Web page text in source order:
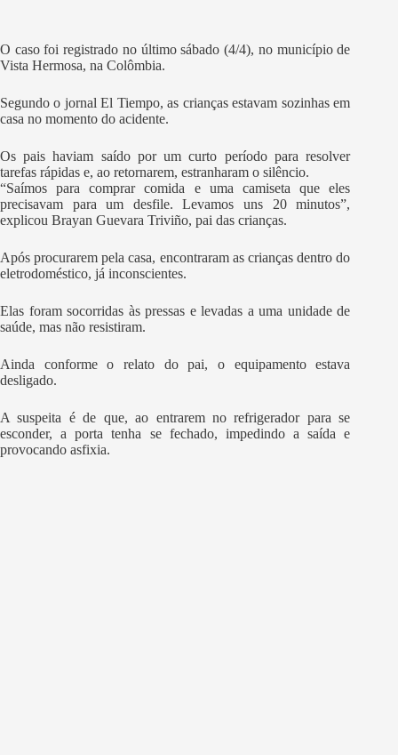
O caso foi registrado no último sábado (4/4), no município de
Vista Hermosa, na Colômbia.
Segundo o jornal El Tiempo, as crianças estavam sozinhas em
casa no momento do acidente.
Os pais haviam saído por um curto período para resolver
tarefas rápidas e, ao retornarem, estranharam o silêncio.
“Saímos para comprar comida e uma camiseta que eles
precisavam para um desfile. Levamos uns 20 minutos”,
explicou Brayan Guevara Triviño, pai das crianças.
Após procurarem pela casa, encontraram as crianças dentro do
eletrodoméstico, já inconscientes.
Elas foram socorridas às pressas e levadas a uma unidade de
saúde, mas não resistiram.
Ainda conforme o relato do pai, o equipamento estava
desligado.
A suspeita é de que, ao entrarem no refrigerador para se
esconder, a porta tenha se fechado, impedindo a saída e
provocando asfixia.